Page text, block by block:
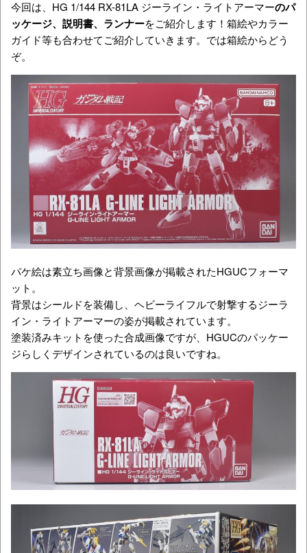
今回は、 HG 1/144 RX-81LA ジーライン・ライトアーマーのパ
ッケージ、説明書、ランナーをご紹介します！箱絵やカラー
ガイド等も合わせてご紹介していきます。では箱絵からどう
ぞ。
パケ絵は素立ち画像と背景画像が掲載されたHGUCフォーマ
ット。
背景はシールドを装備し、ヘビーライフルで射撃するジーラ
イン・ライトアーマーの姿が掲載されています。
塗装済みキットを使った合成画像ですが、HGUCのパッケー
ジらしくデザインされているのは良いですね。